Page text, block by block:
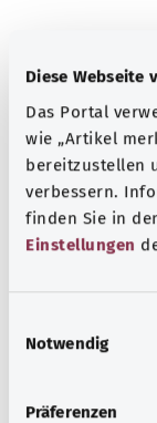
Diese Webseite
Das Portal
wie „Artikel
bereitzustellen
verbessern.
finden Sie in
Einstellungen
Notwendig
Präferenzen